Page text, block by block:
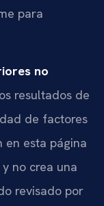
para
no
resultados de
de factores
en esta página
no crea una
revisado por